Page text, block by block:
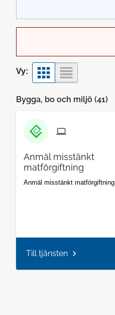
Vy:
Bygga, bo och miljö (41)
Anmäl misstänkt
matförgiftning
Anmäl misstänkt matförgiftning
Till tjänsten